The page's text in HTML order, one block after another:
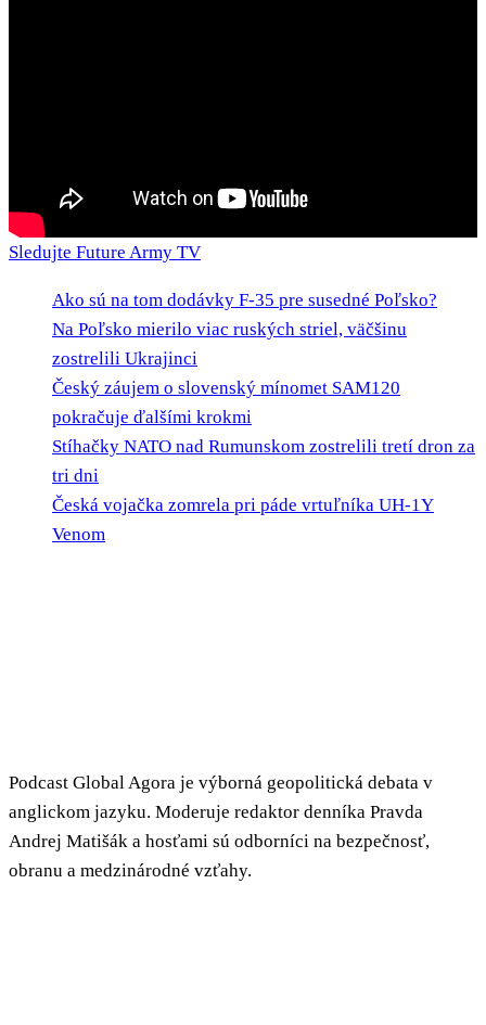
Sledujte Future Army TV
Ako sú na tom dodávky F-35 pre susedné Poľsko?
Na Poľsko mierilo viac ruských striel, väčšinu
zostrelili Ukrajinci
Český záujem o slovenský mínomet SAM120
pokračuje ďalšími krokmi
Stíhačky NATO nad Rumunskom zostrelili tretí dron za
tri dni
Česká vojačka zomrela pri páde vrtuľníka UH-1Y
Venom
Podcast Global Agora je výborná geopolitická debata v
anglickom jazyku. Moderuje redaktor denníka Pravda
Andrej Matišák a hosťami sú odborníci na bezpečnosť,
obranu a medzinárodné vzťahy.